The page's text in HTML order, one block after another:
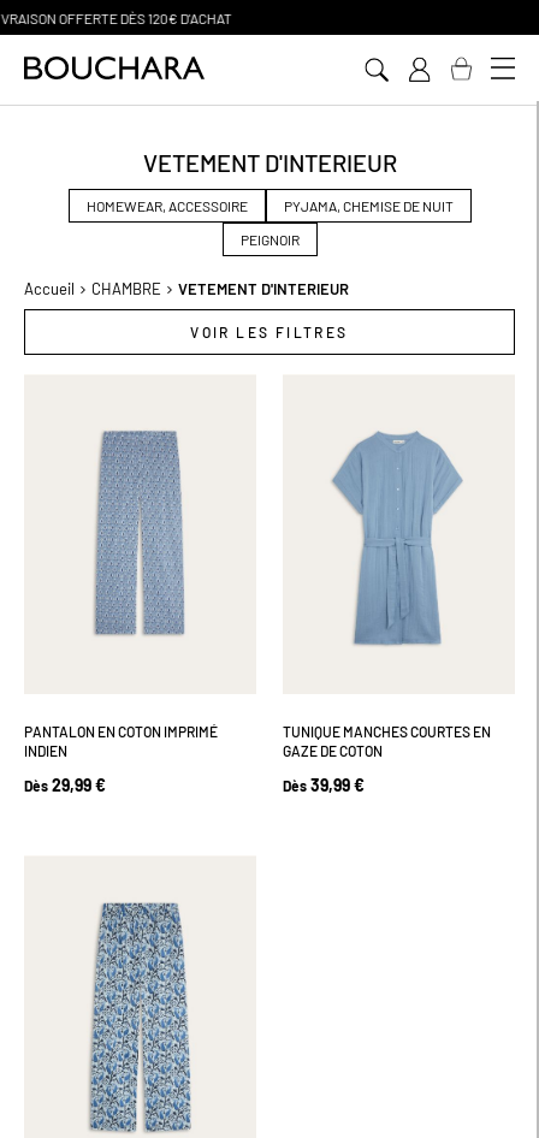
PAIEMENT EN 3 SANS FRAIS
VETEMENT D'INTERIEUR
HOMEWEAR, ACCESSOIRE
PYJAMA, CHEMISE DE NUIT
PEIGNOIR
Accueil CHAMBRE VETEMENT D'INTERIEUR
VOIR LES FILTRES
PANTALON EN COTON IMPRIMÉ
INDIEN
Dès 29,99 €
TUNIQUE MANCHES COURTES EN
GAZE DE COTON
Dès 39,99 €